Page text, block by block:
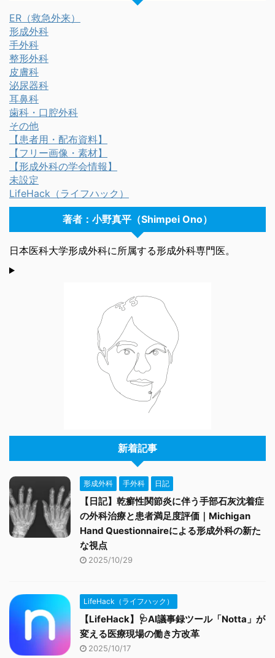
ER（救急外来）
形成外科
手外科
整形外科
皮膚科
泌尿器科
耳鼻科
歯科・口腔外科
その他
【患者用・配布資料】
【フリー画像・素材】
【形成外科の学会情報】
未設定
LifeHack（ライフハック）
著者：小野真平（Shimpei Ono）
日本医科大学形成外科に所属する形成外科専門医。
新着記事
形成外科 手外科 日記
【日記】乾癬性関節炎に伴う手部石灰沈着症
の外科治療と患者満足度評価｜Michigan
Hand Questionnaireによる形成外科の新た
な視点
2025/10/29
LifeHack（ライフハック）
【LifeHack】🩺AI議事録ツール「Notta」が
変える医療現場の働き方改革
2025/10/17